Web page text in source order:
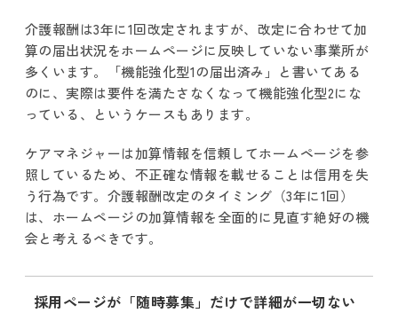
介護報酬は3年に1回改定されますが、改定に合わせて加
算の届出状況をホームページに反映していない事業所が
多くいます。「機能強化型1の届出済み」と書いてある
のに、実際は要件を満たさなくなって機能強化型2にな
っている、というケースもあります。
ケアマネジャーは加算情報を信頼してホームページを参
照しているため、不正確な情報を載せることは信用を失
う行為です。介護報酬改定のタイミング（3年に1回）
は、ホームページの加算情報を全面的に見直す絶好の機
会と考えるべきです。
採用ページが「随時募集」だけで詳細が一切ない